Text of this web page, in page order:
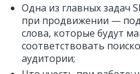
Одна из главных задач
при продвижении —
слова, которые будут
соответствовать
аудитории;